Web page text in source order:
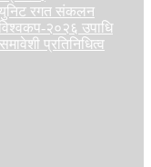
युनिट रगत संकलन
२०२६ उपाधि
प्रतिनिधित्व